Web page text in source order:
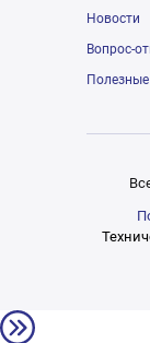
Новости
Вопрос-
Полезные